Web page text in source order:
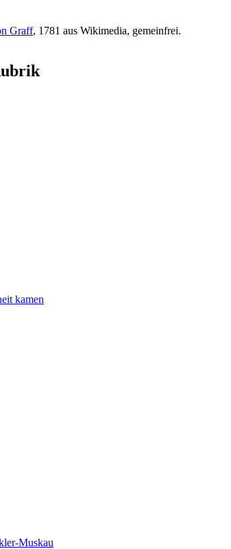
Graff, 1781 aus Wikimedia, gemeinfrei.
kamen
Muskau